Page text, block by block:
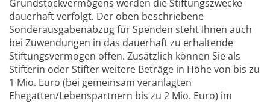
Grundstockvermögens werden die Stiftungszwecke
dauerhaft verfolgt. Der oben beschriebene
Sonderausgabenabzug für Spenden steht Ihnen auch
bei Zuwendungen in das dauerhaft zu erhaltende
Stiftungsvermögen offen. Zusätzlich können Sie als
Stifterin oder Stifter weitere Beträge in Höhe von bis zu
1 Mio. Euro (bei gemeinsam veranlagten
Ehegatten/Lebenspartnern bis zu 2 Mio. Euro) im